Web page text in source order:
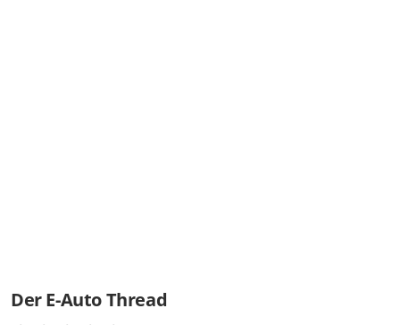
Der E-Auto Thread